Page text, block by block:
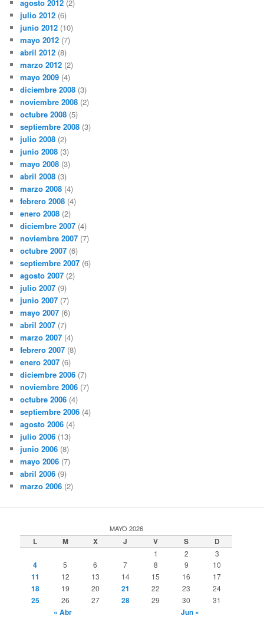
agosto 2012 (2)
julio 2012 (6)
junio 2012 (10)
mayo 2012 (7)
abril 2012 (8)
marzo 2012 (2)
mayo 2009 (4)
diciembre 2008 (3)
noviembre 2008 (2)
octubre 2008 (5)
septiembre 2008 (3)
julio 2008 (2)
junio 2008 (3)
mayo 2008 (3)
abril 2008 (3)
marzo 2008 (4)
febrero 2008 (4)
enero 2008 (2)
diciembre 2007 (4)
noviembre 2007 (7)
octubre 2007 (6)
septiembre 2007 (6)
agosto 2007 (2)
julio 2007 (9)
junio 2007 (7)
mayo 2007 (6)
abril 2007 (7)
marzo 2007 (4)
febrero 2007 (8)
enero 2007 (6)
diciembre 2006 (7)
noviembre 2006 (7)
octubre 2006 (4)
septiembre 2006 (4)
agosto 2006 (4)
julio 2006 (13)
junio 2006 (8)
mayo 2006 (7)
abril 2006 (9)
marzo 2006 (2)
MAYO 2026
L M X J V S D
1 2 3
4 5 6 7 8 9 10
11 12 13 14 15 16 17
18 19 20 21 22 23 24
25 26 27 28 29 30 31
« Abr Jun »